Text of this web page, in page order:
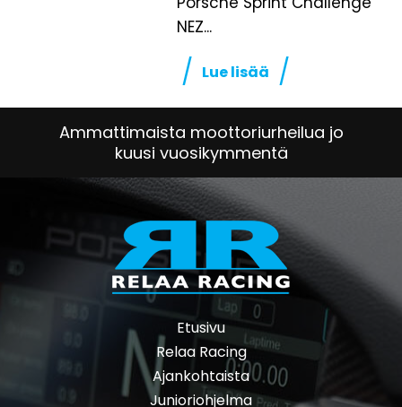
NEZ...
Lue lisää
Ammattimaista moottoriurheilua jo
kuusi vuosikymmentä
Etusivu
Relaa Racing
Ajankohtaista
Junioriohjelma